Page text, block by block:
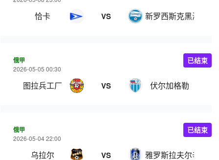
恰卡 VS 新罗西斯克黑海人
俄甲
2026-05-05 00:30
图拉兵工厂 VS 伏尔加格勒
已结束
俄甲
2026-05-04 22:00
乌拉尔 VS 雅罗斯拉夫尔辛尼克
已结束